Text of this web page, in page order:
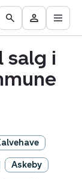
Ejendomme
Find
Få
ejendom
Go
to
the
Search
page
Besøg
Mit
område
Åbn
salg i
Askeby